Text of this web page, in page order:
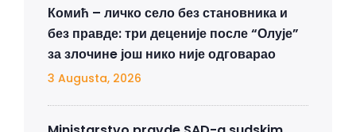
Комић – личко село без становника и
без правде: три деценије после “Олује”
за злочинe још нико није одговарао
3 Augusta, 2026